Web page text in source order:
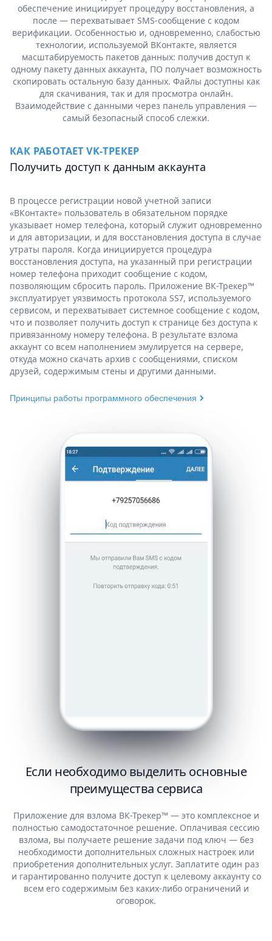
обеспечение инициирует процедуру восстановления, а
после — перехватывает SMS-сообщение с кодом
верификации. Особенностью и, одновременно, слабостью
технологии, используемой ВКонтакте, является
масштабируемость пакетов данных: получив доступ к
одному пакету данных аккаунта, ПО получает возможность
скопировать остальную базу данных. Файлы доступны как
для скачивания, так и для просмотра онлайн.
Взаимодействие с данными через панель управления —
самый безопасный способ слежки.
КАК РАБОТАЕТ VK-ТРЕКЕР
Получить доступ к данным аккаунта
В процессе регистрации новой учетной записи
«ВКонтакте» пользователь в обязательном порядке
указывает номер телефона, который служит одновременно
и для авторизации, и для восстановления доступа в случае
утраты пароля. Когда инициируется процедура
восстановления доступа, на указанный при регистрации
номер телефона приходит сообщение с кодом,
позволяющим сбросить пароль. Приложение ВК-Трекер™
эксплуатирует уязвимость протокола SS7, используемого
сервисом, и перехватывает системное сообщение с кодом,
что и позволяет получить доступ к странице без доступа к
привязанному номеру телефона. В результате взлома
аккаунт со всем наполнением эмулируется на сервере,
откуда можно скачать архив с сообщениями, списком
друзей, содержимым стены и другими данными.
Принципы работы программного обеспечения
Если необходимо выделить основные
преимущества сервиса
Приложение для взлома ВК-Трекер™ — это комплексное и
полностью самодостаточное решение. Оплачивая сессию
взлома, вы получаете решение задачи под ключ — без
необходимости дополнительных сложных настроек или
приобретения дополнительных услуг. Заплатите один раз
и гарантированно получите доступ к целевому аккаунту со
всем его содержимым без каких-либо ограничений и
оговорок.